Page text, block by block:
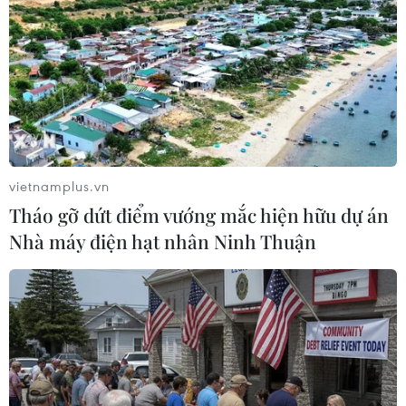
Việt Nam trong kỷ nguyên phát triển
mới
31/07/2026 06:43
Nghĩa cử cao đẹp của lao động Việt
Nam lan tỏa trên truyền thông Nhật
Bản
31/07/2026 04:02
50 năm quan hệ Việt-Đức: Khi ngoại
giao nhân dân bắt đầu từ tiếng mẹ đẻ
30/07/2026 23:00
Trăn trở người giữ lửa tiếng Việt trên
vietnamplus.vn
Tháo gỡ dứt điểm vướng mắc hiện hữu dự án
Nhà máy điện hạt nhân Ninh Thuận